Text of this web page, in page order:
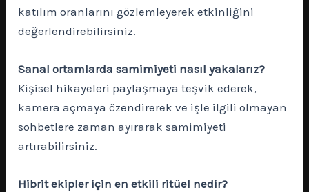
katılım oranlarını gözlemleyerek etkinliğini
değerlendirebilirsiniz.
Sanal ortamlarda samimiyeti nasıl yakalarız?
Kişisel hikayeleri paylaşmaya teşvik ederek,
kamera açmaya özendirerek ve işle ilgili olmayan
sohbetlere zaman ayırarak samimiyeti
artırabilirsiniz.
Hibrit ekipler için en etkili ritüel nedir?